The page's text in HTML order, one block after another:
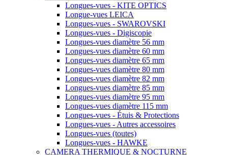
Longues-vues - KITE OPTICS
Longue-vues LEICA
Longues-vues - SWAROVSKI
Longues-vues - Digiscopie
Longues-vues diamètre 56 mm
Longues-vues diamètre 60 mm
Longues-vues diamètre 65 mm
Longues-vues diamètre 80 mm
Longues-vues diamètre 82 mm
Longues-vues diamètre 85 mm
Longues-vues diamètre 95 mm
Longues-vues diamètre 115 mm
Longues-vues - Étuis & Protections
Longues-vues - Autres accessoires
Longues-vues (toutes)
Longues-vues - HAWKE
CAMERA THERMIQUE & NOCTURNE